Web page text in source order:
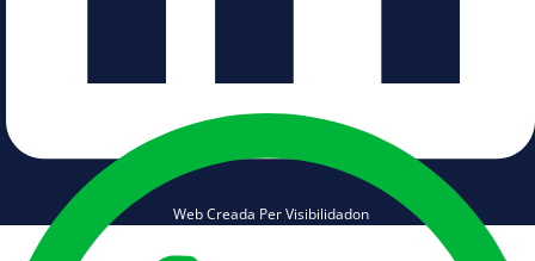
Web Creada Per Visibilidadon